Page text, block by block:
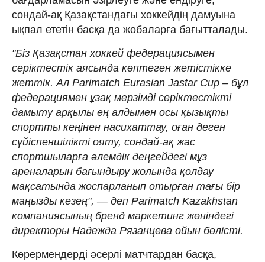
сондай-ақ Қазақстандағы хоккейдің дамуына
ықпал ететін басқа да жобаларға бағытталады.
"Біз Қазақстан хоккей федерациясымен
серіктестік аясында көптеген жетістікке
жеттік. Ал Parimatch Eurasian Jastar Cup – бұл
федерациямен ұзақ мерзімді серіктестікті
дамыту арқылы ең алдымен осы қызықты
спортты кеңінен насихаттау, оған деген
сүйіспеншілікті ояту, сондай-ақ жас
спортшыларға әлемдік деңгейдегі мұз
ареналарын бағындыру жолында қолдау
мақсатында жоспарланып отырған тағы бір
маңызды кезең", — деп Parimatch Kazakhstan
компаниясының бренд маркетинг жөніндегі
директоры Надежда Рязанцева ойын бөлісті.
Көрермендерді әсерлі матчтардан басқа,